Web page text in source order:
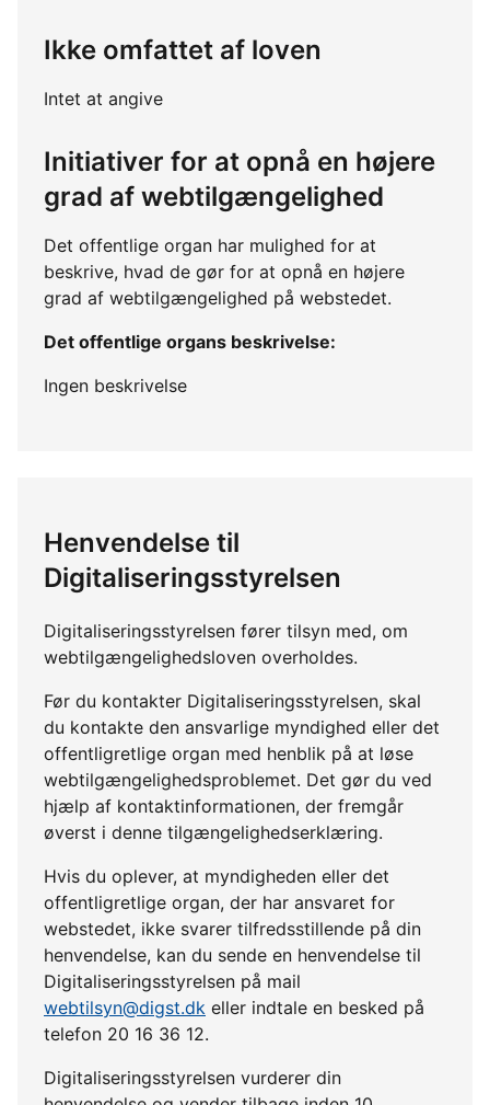
Ikke omfattet af loven
Intet at angive
Initiativer for at opnå en højere
grad af webtilgængelighed
Det offentlige organ har mulighed for at
beskrive, hvad de gør for at opnå en højere
grad af webtilgængelighed på webstedet.
Det offentlige organs beskrivelse:
Ingen beskrivelse
Henvendelse til
Digitaliseringsstyrelsen
Digitaliseringsstyrelsen fører tilsyn med, om
webtilgængelighedsloven overholdes.
Før du kontakter Digitaliseringsstyrelsen, skal
du kontakte den ansvarlige myndighed eller det
offentligretlige organ med henblik på at løse
webtilgængelighedsproblemet. Det gør du ved
hjælp af kontaktinformationen, der fremgår
øverst i denne tilgængelighedserklæring.
Hvis du oplever, at myndigheden eller det
offentligretlige organ, der har ansvaret for
webstedet, ikke svarer tilfredsstillende på din
henvendelse, kan du sende en henvendelse til
Digitaliseringsstyrelsen på mail
webtilsyn@digst.dk eller indtale en besked på
telefon 20 16 36 12.
Digitaliseringsstyrelsen vurderer din